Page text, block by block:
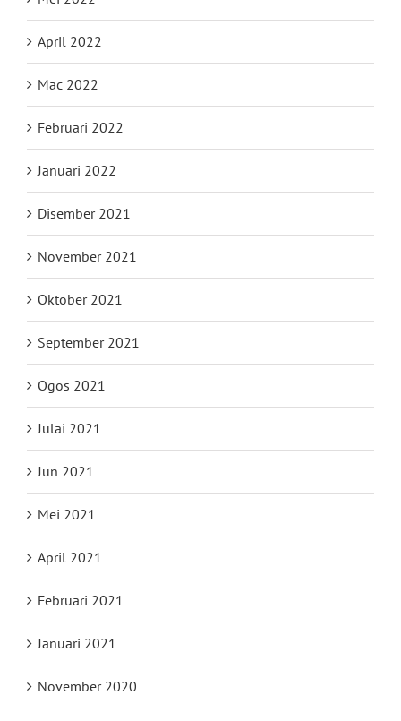
April 2022
Mac 2022
Februari 2022
Januari 2022
Disember 2021
November 2021
Oktober 2021
September 2021
Ogos 2021
Julai 2021
Jun 2021
Mei 2021
April 2021
Februari 2021
Januari 2021
November 2020